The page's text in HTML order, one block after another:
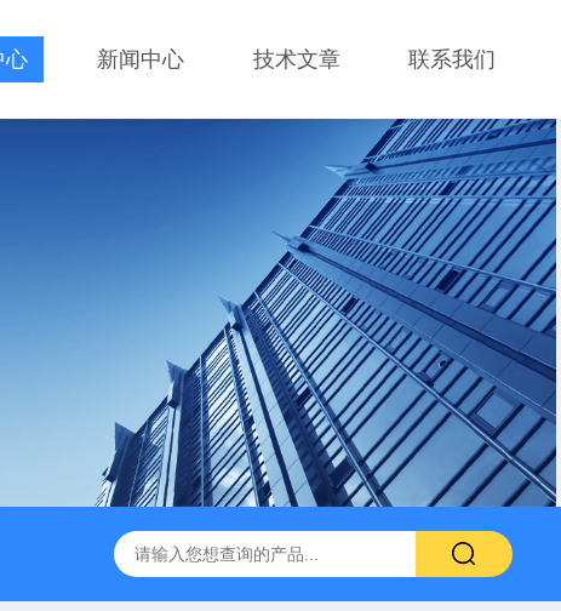
心 新闻中心 技术文章 联系我们
海德汉角度编码器全系列介绍 0631-053BARKSDALE